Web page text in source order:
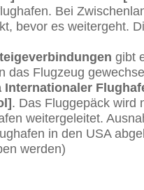
Bei
bevor es weitergeht.
gibt
das Flugzeug
Internationaler
. Das Fluggepäck wird
weitergeleitet.
in den USA
werden)